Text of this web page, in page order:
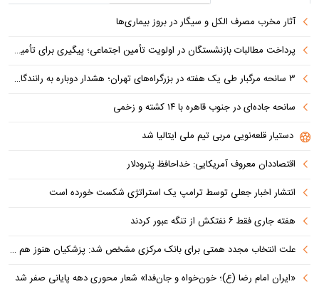
آثار مخرب مصرف الکل و سیگار در بروز بیماری‌ها
پرداخت مطالبات بازنشستگان در اولویت تأمین اجتماعی؛ پیگیری برای تأمین منابع ادامه دارد
۳ سانحه مرگبار طی یک هفته در بزرگراه‌های تهران؛ هشدار دوباره به رانندگان و عابران
سانحه جاده‌ای در جنوب قاهره با ۱۴ کشته و زخمی
دستیار قلعه‌نویی مربی تیم ملی ایتالیا شد
اقتصاددان معروف آمریکایی: خداحافظ پترودلار
انتشار اخبار جعلی توسط ترامپ یک استراتژی شکست خورده است
هفته جاری فقط ۶ نفتکش از تنگه عبور کردند
علت انتخاب مجدد همتی برای بانک مرکزی مشخص شد: پزشکیان هنوز هم متوجه نشده است چرا همتی استیضاح شد!
«ایران امام رضا (ع)؛ خون‌خواه و جان‌فدا» شعار محوری دهه پایانی صفر شد